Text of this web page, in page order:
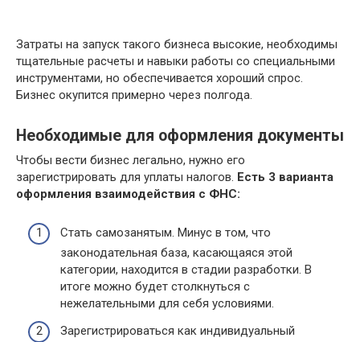
Затраты на запуск такого бизнеса высокие, необходимы
тщательные расчеты и навыки работы со специальными
инструментами, но обеспечивается хороший спрос.
Бизнес окупится примерно через полгода.
Необходимые для оформления документы
Чтобы вести бизнес легально, нужно его
зарегистрировать для уплаты налогов. Есть 3 варианта
оформления взаимодействия с ФНС:
Стать самозанятым. Минус в том, что
законодательная база, касающаяся этой
категории, находится в стадии разработки. В
итоге можно будет столкнуться с
нежелательными для себя условиями.
Зарегистрироваться как индивидуальный